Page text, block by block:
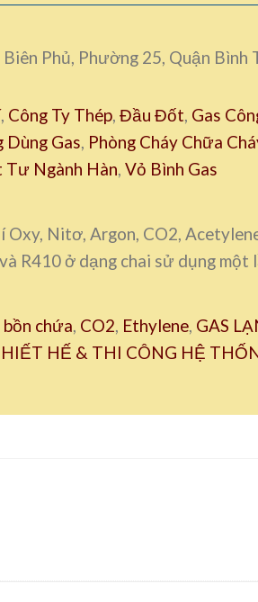
Phủ, Phường 25, Quận Bình
, Công Ty Thép Đầu Đốt Gas
Gas Phòng Cháy Chữa
Tư Ngành Hàn Vỏ Bình Gas
Oxy, Nitơ, Argon, CO2,
R410 ở dạng chai sử dụng
bồn chứa CO2 Ethylene GAS
HẾ & THI CÔNG HỆ